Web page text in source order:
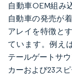
自動車OEM組み
自動車の発売が
アレイを特徴と
ています。例え
テールゲートサ
カーおよび23ス